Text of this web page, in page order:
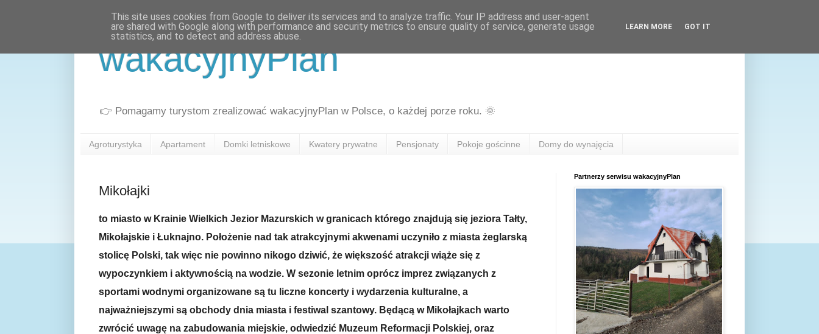
wakacyjnyPlan
👉 Pomagamy turystom zrealizować wakacyjnyPlan w Polsce, o każdej porze roku. 🌞
Agroturystyka Apartament Domki letniskowe Kwatery prywatne Pensjonaty Pokoje gościnne Domy do wynajęcia
Mikołajki
to miasto w Krainie Wielkich Jezior Mazurskich w granicach którego znajdują się jeziora Tałty,
Mikołajskie i Łuknajno. Położenie nad tak atrakcyjnymi akwenami uczyniło z miasta żeglarską
stolicę Polski, tak więc nie powinno nikogo dziwić, że większość atrakcji wiąże się z
wypoczynkiem i aktywnością na wodzie. W sezonie letnim oprócz imprez związanych z
sportami wodnymi organizowane są tu liczne koncerty i wydarzenia kulturalne, a
najważniejszymi są obchody dnia miasta i festiwal szantowy. Będącą w Mikołajkach warto
zwrócić uwagę na zabudowania miejskie, odwiedzić Muzeum Reformacji Polskiej, oraz
Partnerzy serwisu wakacyjnyPlan
This site uses cookies from Google to deliver its services and to analyze traffic. Your IP address and user-agent
are shared with Google along with performance and security metrics to ensure quality of service, generate usage
statistics, and to detect and address abuse.
LEARN MORE GOT IT